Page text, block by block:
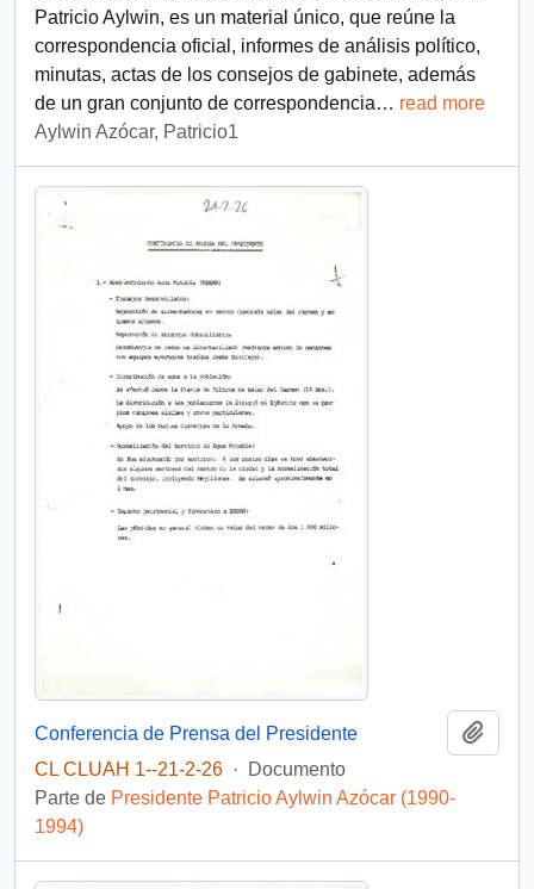
Patricio Aylwin, es un material único, que reúne la
correspondencia oficial, informes de análisis político,
minutas, actas de los consejos de gabinete, además
de un gran conjunto de correspondencia… read more
Aylwin Azócar, Patricio1
Conferencia de Prensa del Presidente
CL CLUAH 1--21-2-26 ·
Documento
Parte de Presidente Patricio Aylwin Azócar (1990-
1994)